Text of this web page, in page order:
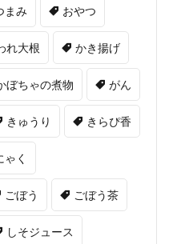
まみ おやつ
れ大根 かき揚げ
ぼちゃの煮物 がん
きゅうり きらぴ香
ゃく
ごぼう ごぼう茶
しそジュース